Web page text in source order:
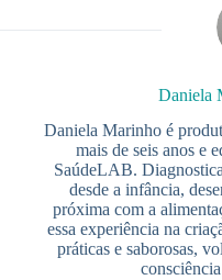
Daniela
Daniela Marinho é
mais de seis anos e
SaúdeLAB.
desde a infância,
próxima com a
essa experiência na
práticas e saborosas,